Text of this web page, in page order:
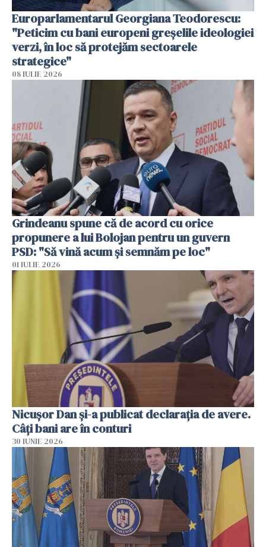
Europarlamentarul Georgiana Teodorescu:
"Peticim cu bani europeni greșelile ideologiei
verzi, în loc să protejăm sectoarele
strategice"
08 IULIE 2026
Grindeanu spune că de acord cu orice
propunere a lui Bolojan pentru un guvern
PSD: "Să vină acum și semnăm pe loc"
01 IULIE 2026
Nicuşor Dan şi-a publicat declaraţia de avere.
Câți bani are în conturi
30 IUNIE 2026